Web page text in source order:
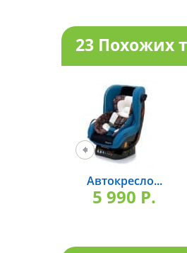
23 Похожих
Автокресло...
5 990 P.